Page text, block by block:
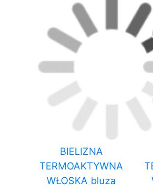
BIELIZNA
TERMOAKTYWNA
WŁOSKA bluza